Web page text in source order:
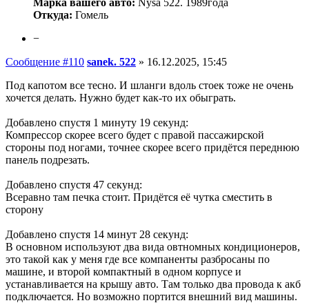
Откуда: Гомель
−
Сообщение #110 sanek. 522 » 16.12.2025, 15:45
Под капотом все тесно. И шланги вдоль стоек тоже не очень
хочется делать. Нужно будет как-то их обыграть.
Добавлено спустя 1 минуту 19 секунд:
Компрессор скорее всего будет с правой пассажирской
стороны под ногами, точнее скорее всего придётся переднюю
панель подрезать.
Добавлено спустя 47 секунд:
Всеравно там печка стоит. Придётся её чутка сместить в
сторону
Добавлено спустя 14 минут 28 секунд:
В основном используют два вида овтномных кондиционеров,
это такой как у меня где все компаненты разбросаны по
машине, и второй компактный в одном корпусе и
устанавливается на крышу авто. Там только два провода к акб
подключается. Но возможно портится внешний вид машины.